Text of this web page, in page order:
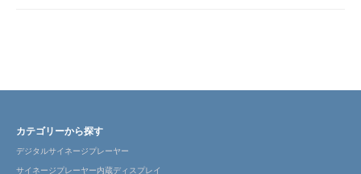
カテゴリーから探す
デジタルサイネージプレーヤー
サイネージプレーヤー内蔵ディスプレイ